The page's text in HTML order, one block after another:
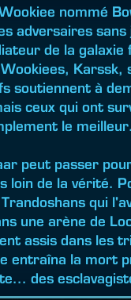
nommé
adversaires
de la
soutiennent à
ceux qui ont
le meilleur.
peut passer
loin de la vérité.
qui
une arène de
assis dans les
entraîna la mort
des